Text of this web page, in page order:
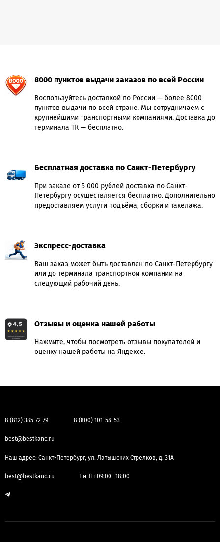
8000 пунктов выдачи заказов по всей России
Воспользуйтесь доставкой по России — более 8000
пунктов выдачи по всей стране. Мы сотрудничаем с
крупнейшими транспортными компаниями. Доставка до
терминала ТК — бесплатно.
Бесплатная доставка по Санкт-Петербургу
При заказе от 5 000 рублей доставка по Санкт-
Петербургу осуществляется бесплатно. Дополнительно
предоставляем услуги подъёма, сборки и такелажа.
Экспресс-доставка
Ваш заказ может быть доставлен по Санкт-Петербургу
или до терминала транспортной компании на
следующий рабочий день.
Отзывы и оценка нашей работы
Нажмите, чтобы посмотреть отзывы покупателей и
оценку нашей работы на Яндексе.
8 (812) 385-72-79 8 (800) 101-58-53
best@bestkanc.ru
Наш адрес: Санкт-Петербург, ул. Латышских Стрелков, д. 31А
best@bestkanc.ru Пн-Пт 09:00—18:00